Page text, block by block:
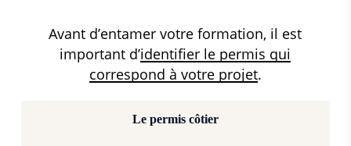
Avant d’entamer votre formation, il est
important d’identifier le permis qui
correspond à votre projet.
Le permis côtier